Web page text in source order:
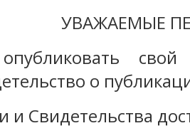
УВАЖАЕМЫЕ
о
и Свидетельства